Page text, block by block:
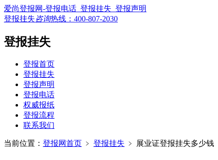
爱尚登报网-登报电话_登报挂失_登报声明
登报挂失咨询热线： 400-807-2030
登报挂失
登报首页
登报挂失
登报声明
登报电话
权威报纸
登报流程
联系我们
当前位置： 登报网首页 ﹥ 登报挂失 ﹥ 展业证登报挂失多少钱